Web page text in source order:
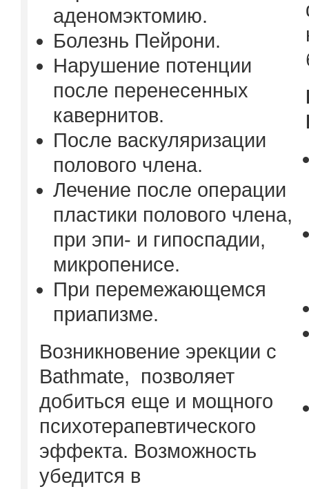
аденомэктомию.
Болезнь Пейрони.
Нарушение потенции
после перенесенных
кавернитов.
После васкуляризации
полового члена.
Лечение после операции
пластики полового члена,
при эпи- и гипоспадии,
микропенисе.
При перемежающемся
приапизме.
Возникновение эрекции с
Bathmate, позволяет
добиться еще и мощного
психотерапевтического
эффекта. Возможность
убедится в